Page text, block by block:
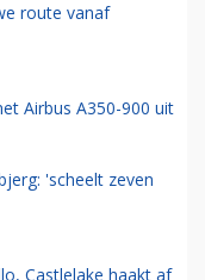
route vanaf
Airbus A350-900 uit
'scheelt zeven
Castlelake haakt af